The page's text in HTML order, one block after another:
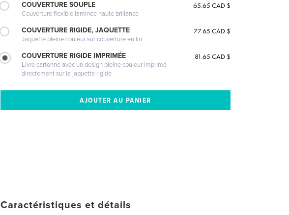
COUVERTURE SOUPLE
Couverture flexible laminée haute brillance
65.65 CAD $
COUVERTURE RIGIDE, JAQUETTE
Jaquette pleine couleur sur couverture en lin
77.65 CAD $
COUVERTURE RIGIDE IMPRIMÉE
Livre cartonné avec un design pleine couleur imprimé
directement sur la jaquette rigide
81.65 CAD $
Caractéristiques et détails